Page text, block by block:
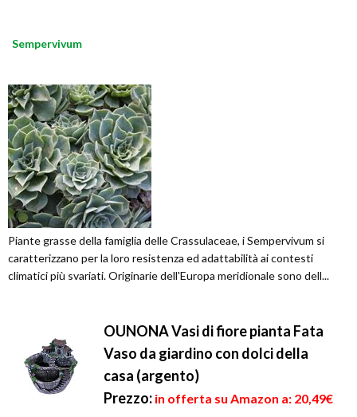
Sempervivum
Piante grasse della famiglia delle Crassulaceae, i Sempervivum si
caratterizzano per la loro resistenza ed adattabilità ai contesti
climatici più svariati. Originarie dell'Europa meridionale sono dell...
OUNONA Vasi di fiore pianta Fata
Vaso da giardino con dolci della
casa (argento)
Prezzo: in offerta su Amazon a: 20,49€